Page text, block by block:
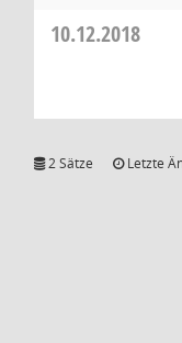
10.12.2018
2 Sätze Letzte